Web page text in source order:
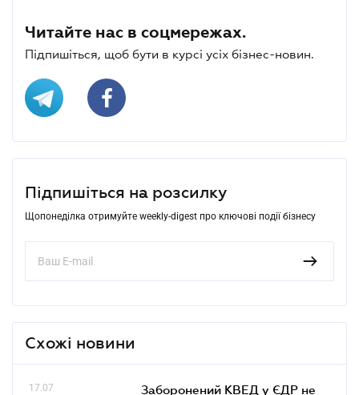
Читайте нас в соцмережах.
Підпишіться, щоб бути в курсі усіх бізнес-новин.
Підпишіться на розсилку
Щопонеділка отримуйте weekly-digest про ключові події бізнесу
Схожі новини
17.07
Заборонений КВЕД у ЄДР не